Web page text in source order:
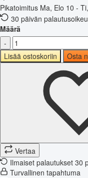
Pikatoimitus Ma, Elo 10 -
30 päivän
Määrä
-
Lisää ostoskoriin
Osta
Vertaa
Ilmaiset palautukset 30
Turvallinen tapahtuma